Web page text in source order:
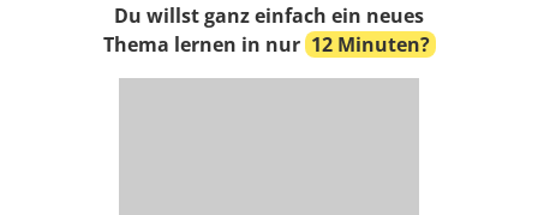
Du willst ganz einfach ein neues
Thema lernen in nur 12 Minuten?